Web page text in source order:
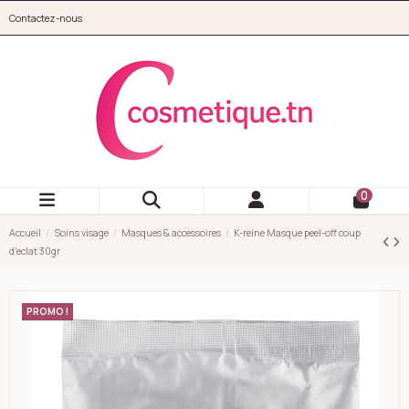
Contactez-nous
0
Accueil Soins visage Masques & accessoires
K-reine Masque peel-off coup
d'eclat 30gr
PROMO !